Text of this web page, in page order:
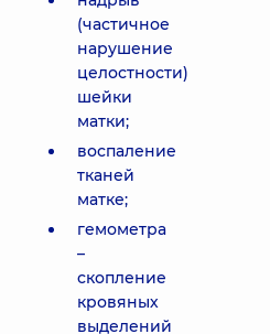
(частичное
нарушение
целостности)
шейки
матки;
воспаление
тканей
матке;
гемометра
–
скопление
кровяных
выделений